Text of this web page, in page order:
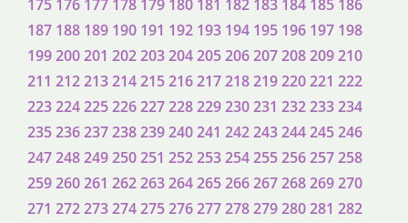
175 176 177 178 179 180 181 182 183 184 185 186
187 188 189 190 191 192 193 194 195 196 197 198
199200201 202203204205206207208209210
211 212213214215216217218219220221 222
223224225226227228229230231 232233234
235236237238239240241 242243244245246
247248249250251 252253254255256257258
259260261 262263264265266267268269270
271 272273274275276277278279280281 282